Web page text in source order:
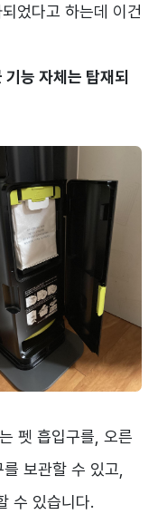
었다고 하는데 이건
능 자체는 탑재되
펫 흡입구를, 오른
보관할 수 있고,
수 있습니다.